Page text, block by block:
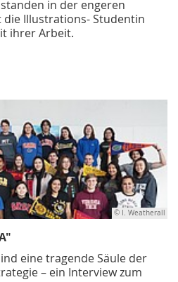
in der engeren
die Illustrations- Studentin
ihrer Arbeit.
© I. Weatherall
eine tragende Säule der
– ein Interview zum